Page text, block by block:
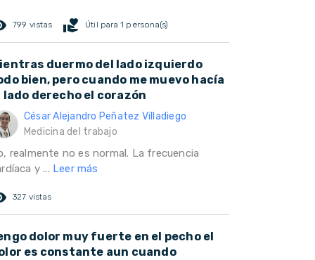
799 vistas volunteer_activism Útil para 1 persona(s)
duermo del lado izquierdo
bien, pero cuando me muevo hacía
lado derecho el corazón
César Alejandro Peñatez Villadiego
Medicina del trabajo
realmente no es normal. La frecuencia
y ... Leer más
327 vistas
dolor muy fuerte en el pecho el
es constante aun cuando